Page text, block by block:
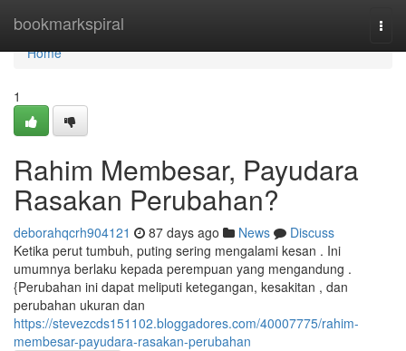
bookmarkspiral
Home
Home
1
Rahim Membesar, Payudara
Rasakan Perubahan?
deborahqcrh904121 87 days ago News
Discuss
Ketika perut tumbuh, puting sering mengalami kesan . Ini
umumnya berlaku kepada perempuan yang mengandung .
{Perubahan ini dapat meliputi ketegangan, kesakitan , dan
perubahan ukuran dan
https://stevezcds151102.bloggadores.com/40007775/rahim-
membesar-payudara-rasakan-perubahan